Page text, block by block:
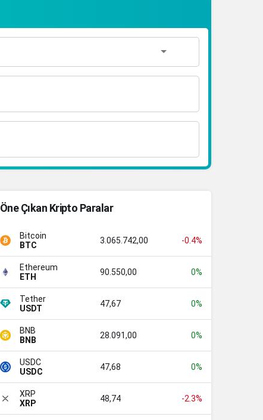
Öne Çıkan Kripto Paralar
Bitcoin
BTC
3.065.742,00 -0.4%
Ethereum
ETH
90.550,00 0%
Tether
USDT
47,67 0%
BNB
BNB
28.091,00 0%
USDC
USDC
47,68 0%
XRP
XRP
48,74 -2.3%